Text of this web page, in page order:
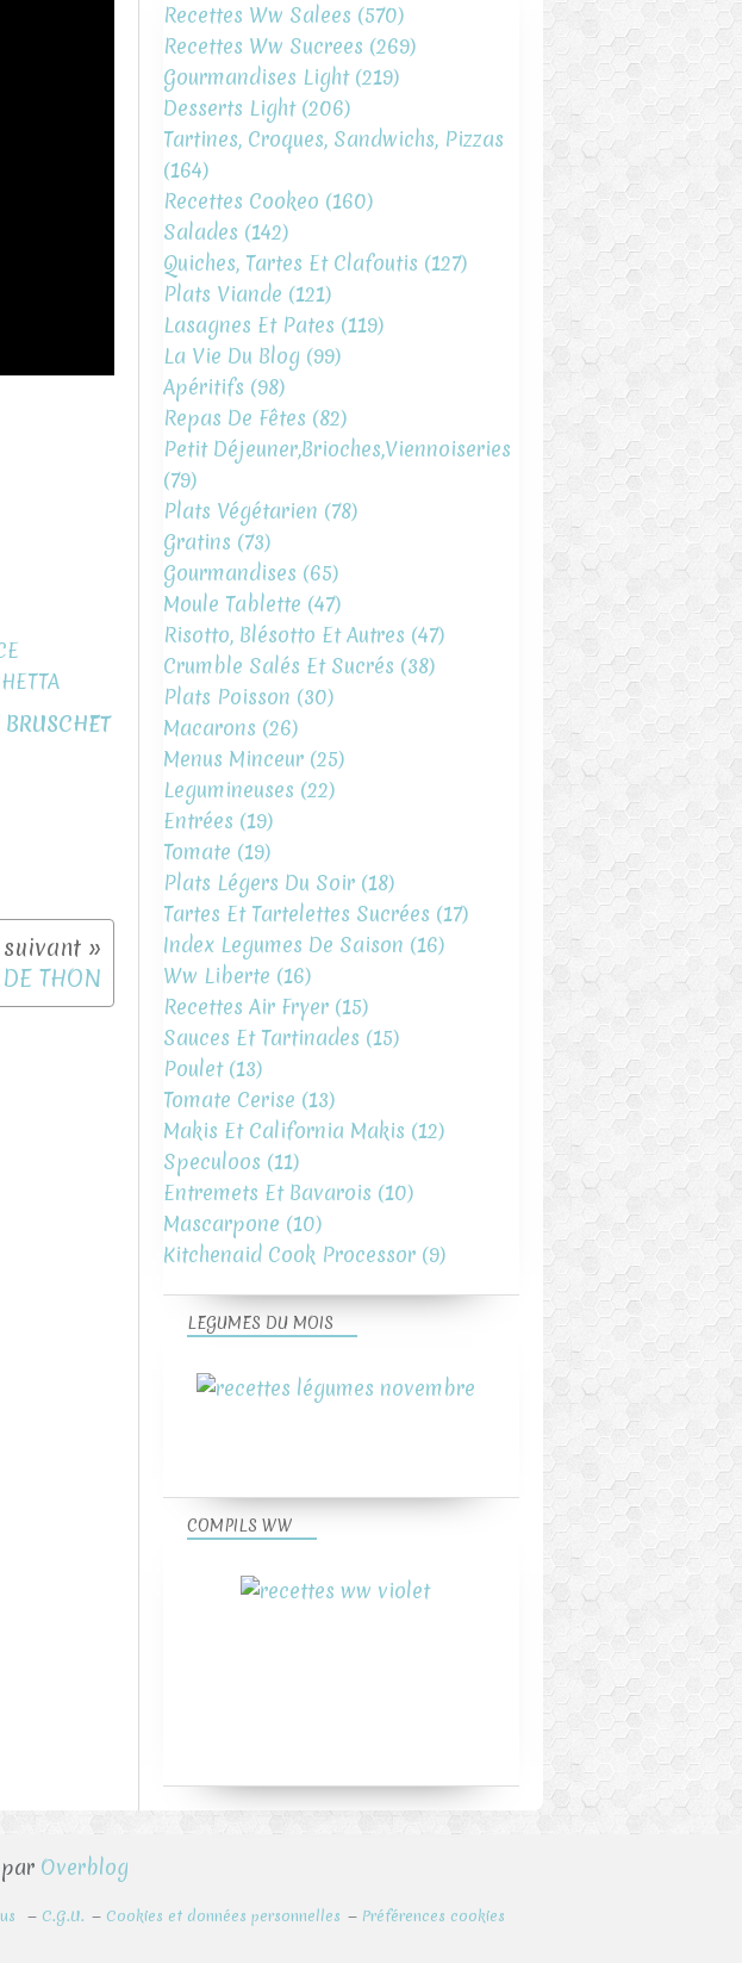
BRUSCHET
THON
Recettes Ww Salees (570)
Recettes Ww Sucrees (269)
Gourmandises Light(219)
Desserts Light(206)
Tartines, Croques, Sandwichs, Pizzas
(164)
Recettes Cookeo (160)
Salades (142)
Quiches, Tartes Et Clafoutis (127)
Plats Viande (121)
Lasagnes Et Pates (119)
La Vie Du Blog (99)
Apéritifs (98)
Repas De Fêtes (82)
Petit Déjeuner,brioches,viennoiseries
(79)
Plats Végétarien (78)
Gratins (73)
Gourmandises (65)
Moule Tablette (47)
Risotto, Blésotto Et Autres (47)
Crumble Salés Et Sucrés (38)
Plats Poisson (30)
Macarons (26)
Menus Minceur (25)
Legumineuses (22)
Entrées (19)
Tomate (19)
Plats Légers Du Soir (18)
Tartes Et Tartelettes Sucrées (17)
Index Legumes De Saison (16)
Ww Liberte (16)
Recettes Air Fryer (15)
Sauces Et Tartinades (15)
Poulet(13)
Tomate Cerise (13)
Makis Et California Makis (12)
Speculoos (11)
Entremets Et Bavarois (10)
Mascarpone (10)
Kitchenaid Cook Processor (9)
LEGUMES DU MOIS
COMPILS WW
Overblog
C.G.U. Cookies et données personnelles Préférences cookies